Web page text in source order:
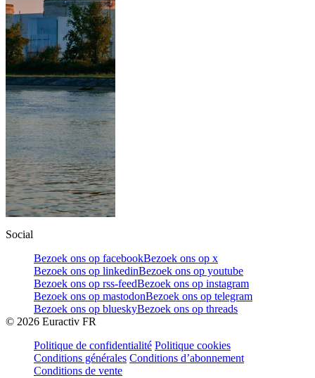
Social
Bezoek ons op facebookBezoek ons op x
Bezoek ons op linkedinBezoek ons op youtube
Bezoek ons op rss-feedBezoek ons op instagram
Bezoek ons op mastodonBezoek ons op telegram
Bezoek ons op blueskyBezoek ons op threads
© 2026 Euractiv FR
Politique de confidentialité Politique cookies
Conditions générales Conditions d’abonnement
Conditions de vente